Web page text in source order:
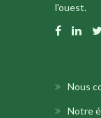
l'ouest.
Nous
Notre